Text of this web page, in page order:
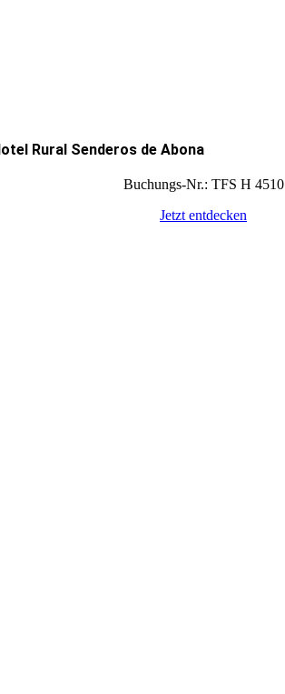
Rural Senderos de Abona
Buchungs-Nr.: TFS H 4510
Jetzt entdecken